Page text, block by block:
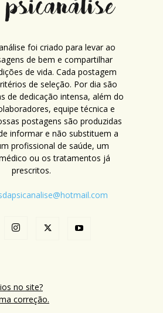
foi criado para levar ao
de bem e compartilhar
de vida. Cada postagem
de seleção. Por dia são
de dedicação intensa, além do
equipe técnica e
postagens são produzidas
informar e não substituem a
profissional de saúde, um
ou os tratamentos já
prescritos.
no site?
correção.